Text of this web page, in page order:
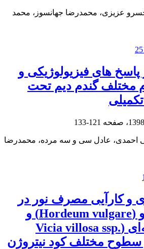
عزیزی، محمدرضا جهانسوز، محمد
پاسخ های فیزیولوژیکی و
مختلف گندم دیم تحت
121-133
احمدی، عادل سی و سه مرده، محمدرضا
و کارآیی مصرف نور در
کشت مخلوط جو (Hordeum vulgare) و
ماشک گل خوشه‌ای (Vicia villosa ssp.